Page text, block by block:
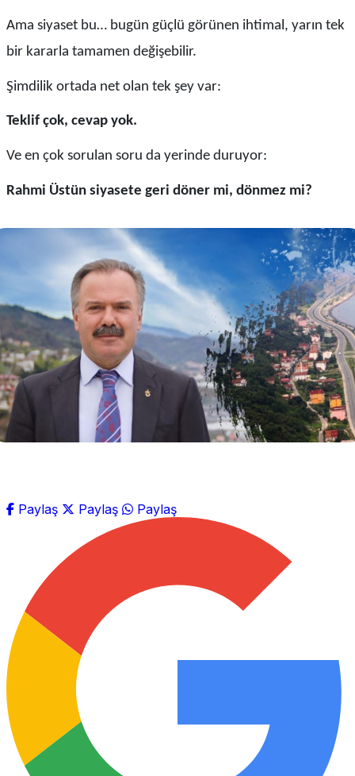
Ama siyaset bu… bugün güçlü görünen ihtimal, yarın tek
bir kararla tamamen değişebilir.
Şimdilik ortada net olan tek şey var:
Teklif çok, cevap yok.
Ve en çok sorulan soru da yerinde duruyor:
Rahmi Üstün siyasete geri döner mi, dönmez mi?
Paylaş Paylaş Paylaş